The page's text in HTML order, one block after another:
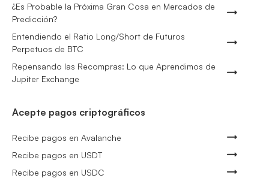
¿Es Probable la Próxima Gran Cosa en Mercados de
Predicción?
Entendiendo el Ratio Long/Short de Futuros
Perpetuos de BTC
Repensando las Recompras: Lo que Aprendimos de
Jupiter Exchange
Acepte pagos criptográficos
Recibe pagos en Avalanche
Recibe pagos en USDT
Recibe pagos en USDC